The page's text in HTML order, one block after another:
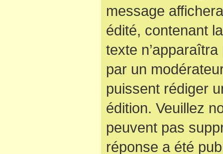
message
édité, contenant
texte n’apparaîtra
par un
puissent rédiger
édition. Veuillez
peuvent pas
réponse a été